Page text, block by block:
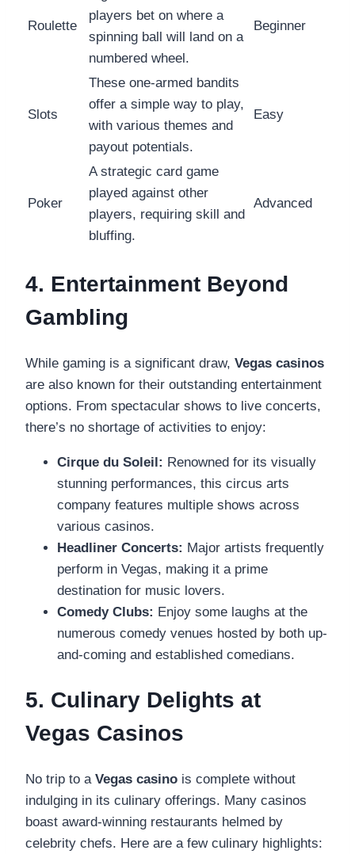
Roulette
players bet on where a
spinning ball will land on a
numbered wheel.
Beginner
Slots
These one-armed bandits
offer a simple way to play,
with various themes and
payout potentials.
Easy
Poker
A strategic card game
played against other
players, requiring skill and
bluffing.
Advanced
4. Entertainment Beyond
Gambling
While gaming is a significant draw, Vegas casinos
are also known for their outstanding entertainment
options. From spectacular shows to live concerts,
there’s no shortage of activities to enjoy:
Cirque du Soleil: Renowned for its visually
stunning performances, this circus arts
company features multiple shows across
various casinos.
Headliner Concerts: Major artists frequently
perform in Vegas, making it a prime
destination for music lovers.
Comedy Clubs: Enjoy some laughs at the
numerous comedy venues hosted by both up-
and-coming and established comedians.
5. Culinary Delights at
Vegas Casinos
No trip to a Vegas casino is complete without
indulging in its culinary offerings. Many casinos
boast award-winning restaurants helmed by
celebrity chefs. Here are a few culinary highlights: